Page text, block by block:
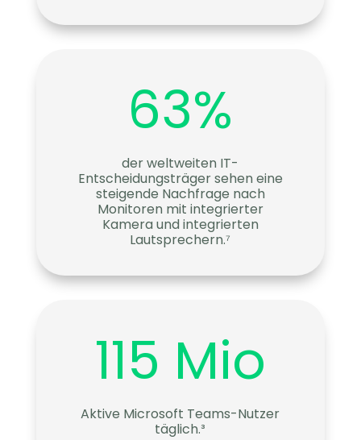
63%
der weltweiten IT-
Entscheidungsträger sehen eine
steigende Nachfrage nach
Monitoren mit integrierter
Kamera und integrierten
Lautsprechern.⁷
115 Mio
Aktive Microsoft Teams-Nutzer
täglich.³